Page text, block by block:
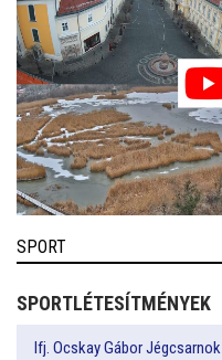
SPORT
SPORTLÉTESÍTMÉNYEK
Ifj. Ocskay Gábor Jégcsarnok